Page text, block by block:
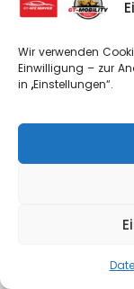
Wir verwenden
Einwilligung – zur
in „Einstellungen“.